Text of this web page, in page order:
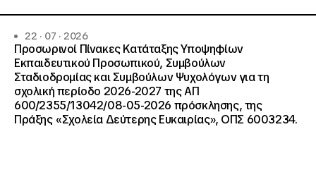
22 · 07 · 2026
Προσωρινοί Πίνακες Κατάταξης Υποψηφίων
Εκπαιδευτικού Προσωπικού, Συμβούλων
Σταδιοδρομίας και Συμβούλων Ψυχολόγων για τη
σχολική περίοδο 2026-2027 της ΑΠ
600/2355/13042/08-05-2026 πρόσκλησης, της
Πράξης «Σχολεία Δεύτερης Ευκαιρίας», ΟΠΣ 6003234.